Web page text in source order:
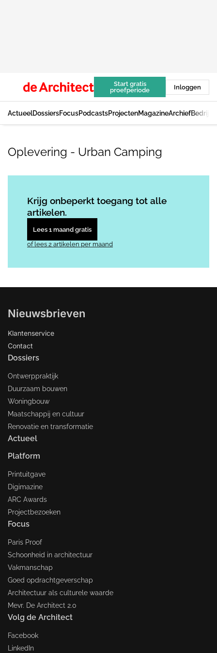
Start gratis
proefperiode
Inloggen
ActueelDossiersFocusPodcastsProjectenMagazineArchief
Oplevering - Urban Camping
Krijg onbeperkt toegang tot alle
artikelen.
Lees 1 maand gratis
of lees 2 artikelen per maand
Nieuwsbrieven
Klantenservice
Contact
Dossiers
Ontwerppraktijk
Duurzaam bouwen
Woningbouw
Maatschappij en cultuur
Renovatie en transformatie
Actueel
Platform
Printuitgave
Digimazine
ARC Awards
Projectbezoeken
Focus
Paris Proof
Schoonheid in architectuur
Vakmanschap
Goed opdrachtgeverschap
Architectuur als culturele waarde
Mevr. De Architect 2.0
Volg de Architect
Facebook
LinkedIn